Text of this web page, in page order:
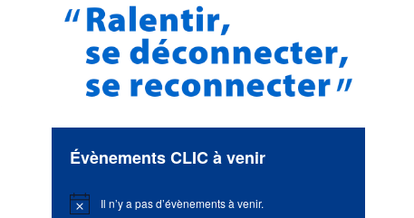
Évènements CLIC à venir
Notice Il n’y a pas d’évènements à venir.